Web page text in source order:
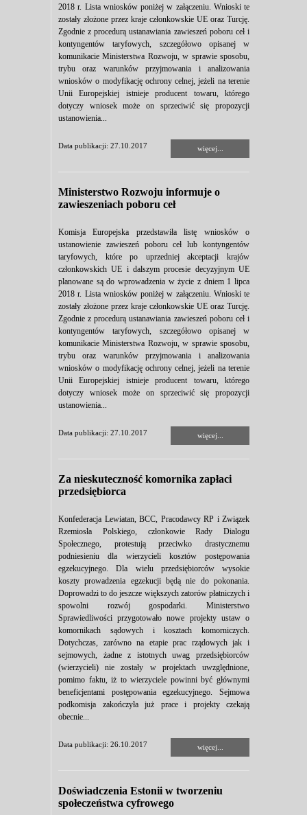
2018 r. Lista wniosków poniżej w załączeniu. Wnioski te
zostały złożone przez kraje członkowskie UE oraz Turcję.
Zgodnie z procedurą ustanawiania zawieszeń poboru ceł i
kontyngentów taryfowych, szczegółowo opisanej w
komunikacie Ministerstwa Rozwoju, w sprawie sposobu,
trybu oraz warunków przyjmowania i analizowania
wniosków o modyfikację ochrony celnej, jeżeli na terenie
Unii Europejskiej istnieje producent towaru, którego
dotyczy wniosek może on sprzeciwić się propozycji
ustanowienia...
Data publikacji: 27.10.2017 więcej...
Ministerstwo Rozwoju informuje o
zawieszeniach poboru ceł
Komisja Europejska przedstawiła listę wniosków o
ustanowienie zawieszeń poboru ceł lub kontyngentów
taryfowych, które po uprzedniej akceptacji krajów
członkowskich UE i dalszym procesie decyzyjnym UE
planowane są do wprowadzenia w życie z dniem 1 lipca
2018 r. Lista wniosków poniżej w załączeniu. Wnioski te
zostały złożone przez kraje członkowskie UE oraz Turcję.
Zgodnie z procedurą ustanawiania zawieszeń poboru ceł i
kontyngentów taryfowych, szczegółowo opisanej w
komunikacie Ministerstwa Rozwoju, w sprawie sposobu,
trybu oraz warunków przyjmowania i analizowania
wniosków o modyfikację ochrony celnej, jeżeli na terenie
Unii Europejskiej istnieje producent towaru, którego
dotyczy wniosek może on sprzeciwić się propozycji
ustanowienia...
Data publikacji: 27.10.2017 więcej...
Za nieskuteczność komornika zapłaci
przedsiębiorca
Konfederacja Lewiatan, BCC, Pracodawcy RP i Związek
Rzemiosła Polskiego, członkowie Rady Dialogu
Społecznego, protestują przeciwko drastycznemu
podniesieniu dla wierzycieli kosztów postępowania
egzekucyjnego. Dla wielu przedsiębiorców wysokie
koszty prowadzenia egzekucji będą nie do pokonania.
Doprowadzi to do jeszcze większych zatorów płatniczych i
spowolni rozwój gospodarki. Ministerstwo
Sprawiedliwości przygotowało nowe projekty ustaw o
komornikach sądowych i kosztach komorniczych.
Dotychczas, zarówno na etapie prac rządowych jak i
sejmowych, żadne z istotnych uwag przedsiębiorców
(wierzycieli) nie zostały w projektach uwzględnione,
pomimo faktu, iż to wierzyciele powinni być głównymi
beneficjentami postępowania egzekucyjnego. Sejmowa
podkomisja zakończyła już prace i projekty czekają
obecnie...
Data publikacji: 26.10.2017 więcej...
Doświadczenia Estonii w tworzeniu
społeczeństwa cyfrowego